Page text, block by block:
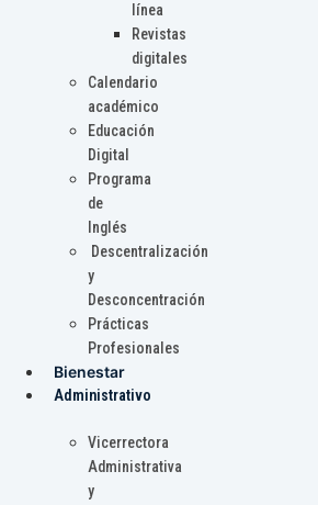
línea
Revistas
digitales
Calendario
académico
Educación
Digital
Programa
de
Inglés
Descentralización
y
Desconcentración
Prácticas
Profesionales
Bienestar
Administrativo
Vicerrectora
Administrativa
y